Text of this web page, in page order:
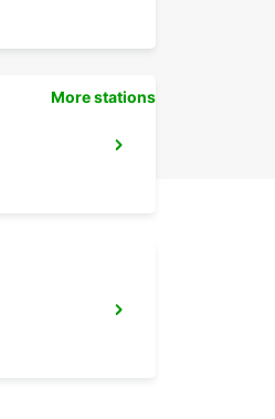
More stations